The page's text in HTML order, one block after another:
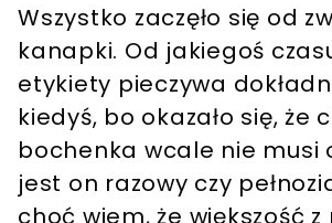
Wszystko zaczęło się od
kanapki. Od jakiegoś
etykiety pieczywa
kiedyś, bo okazało się, że
bochenka wcale nie musi
jest on razowy czy
choć wiem, że większość